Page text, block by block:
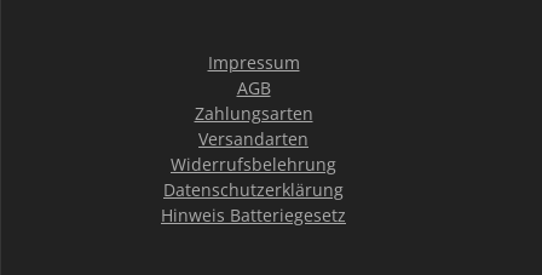
Impressum
AGB
Zahlungsarten
Versandarten
Widerrufsbelehrung
Datenschutzerklärung
Hinweis Batteriegesetz